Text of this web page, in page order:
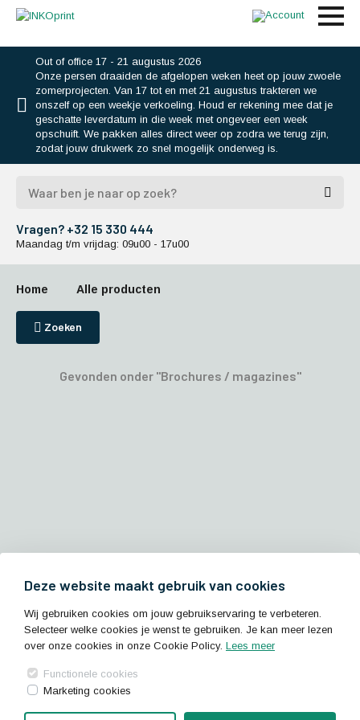
Out of office 17 - 21 augustus 2026
Onze persen draaiden de afgelopen weken heet op jouw zwoele
zomerprojecten. Van 17 tot en met 21 augustus trakteren we
onszelf op een weekje verkoeling. Houd er rekening mee dat je
geschatte leverdatum in die week met ongeveer een week
opschuift. We pakken alles direct weer op zodra we terug zijn,
zodat jouw drukwerk zo snel mogelijk onderweg is.
Vragen? +32 15 330 444
Maandag t/m vrijdag: 09u00 - 17u00
Home Alle producten
Zoeken
Gevonden onder "Brochures / magazines"
Deze website maakt gebruik van cookies
Wij gebruiken cookies om jouw gebruikservaring te verbeteren.
Selecteer welke cookies je wenst te gebruiken. Je kan meer lezen
over onze cookies in onze Cookie Policy. Lees meer
Functionele cookies
Marketing cookies